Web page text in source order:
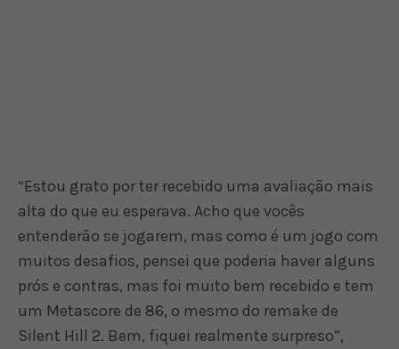
“Estou grato por ter recebido uma avaliação mais
alta do que eu esperava. Acho que vocês
entenderão se jogarem, mas como é um jogo com
muitos desafios, pensei que poderia haver alguns
prós e contras, mas foi muito bem recebido e tem
um Metascore de 86, o mesmo do remake de
Silent Hill 2. Bem, fiquei realmente surpreso”,